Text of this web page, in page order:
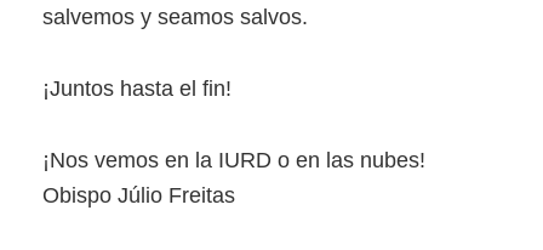
salvemos y seamos salvos.
¡Juntos hasta el fin!
¡Nos vemos en la IURD o en las nubes!
Obispo Júlio Freitas